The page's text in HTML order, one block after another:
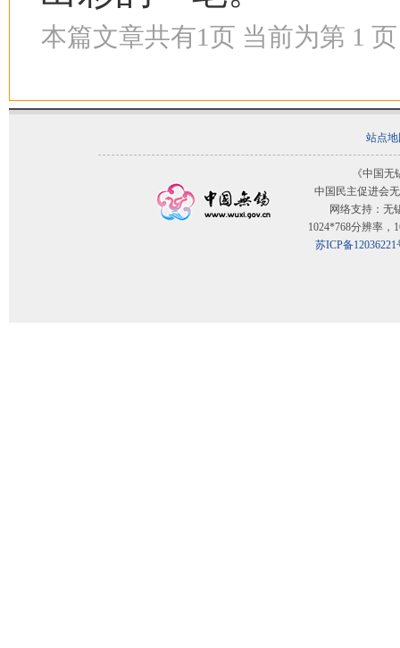
本篇文章共有1页 当前为第 1 页
站点
《中国
中国民主促进会
网络支持：无
1024*768分辨率，
苏ICP备12036221